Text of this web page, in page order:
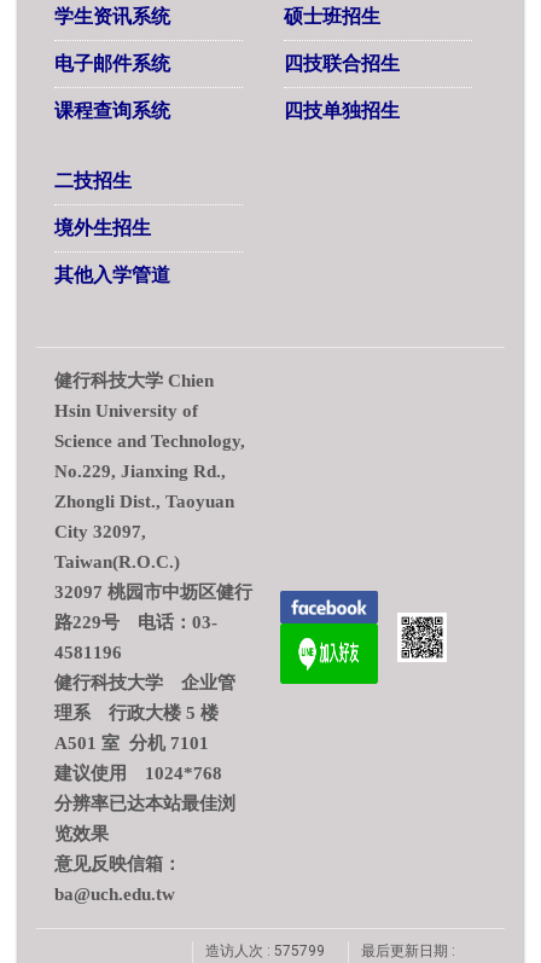
学生资讯系统
电子邮件系统
课程查询系统
硕士班招生
四技联合招生
四技单独招生
二技招生
境外生招生
其他入学管道
健行科技大学 Chien
Hsin University of
Science and Technology,
No.229, Jianxing Rd.,
Zhongli Dist., Taoyuan
City 32097,
Taiwan(R.O.C.)
32097 桃园市中坜区健行
路229号 电话：03-
4581196
健行科技大学 企业管
理系 行政大楼 5 楼
A501 室 分机 7101
建议使用 1024*768
分辨率已达本站最佳浏
览效果
意见反映信箱：
ba@uch.edu.tw
造访人次 : 575799 最后更新日期 :